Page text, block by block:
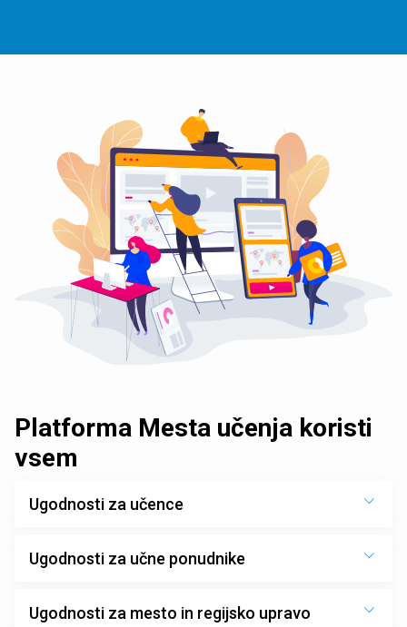
Platforma Mesta učenja koristi
vsem
Ugodnosti za učence
Ugodnosti za učne ponudnike
Ugodnosti za mesto in regijsko upravo